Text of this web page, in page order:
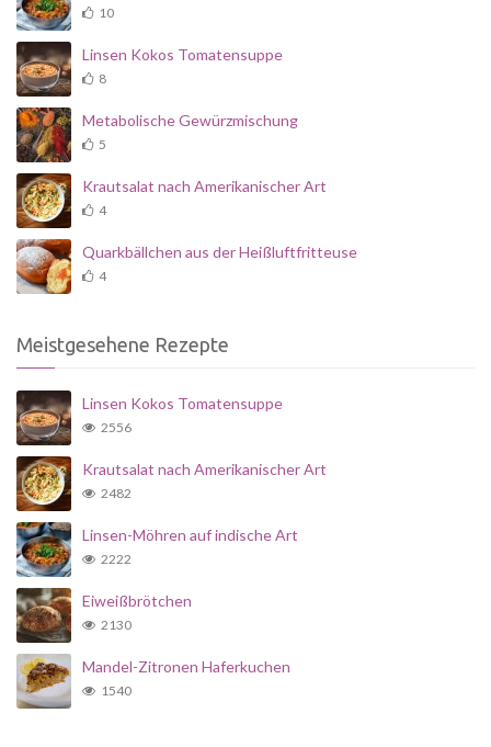
10
Linsen Kokos Tomatensuppe
8
Metabolische Gewürzmischung
5
Krautsalat nach Amerikanischer Art
4
Quarkbällchen aus der Heißluftfritteuse
4
Meistgesehene Rezepte
Linsen Kokos Tomatensuppe
2556
Krautsalat nach Amerikanischer Art
2482
Linsen-Möhren auf indische Art
2222
Eiweißbrötchen
2130
Mandel-Zitronen Haferkuchen
1540